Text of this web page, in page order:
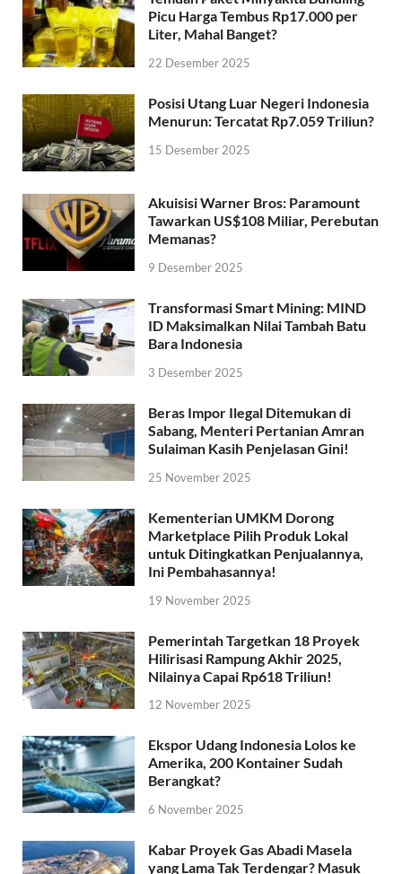
Picu Harga Tembus Rp17.000 per
Liter, Mahal Banget?
22 Desember 2025
Posisi Utang Luar Negeri Indonesia
Menurun: Tercatat Rp7.059 Triliun?
15 Desember 2025
Akuisisi Warner Bros: Paramount
Tawarkan US$108 Miliar, Perebutan
Memanas?
9 Desember 2025
Transformasi Smart Mining: MIND
ID Maksimalkan Nilai Tambah Batu
Bara Indonesia
3 Desember 2025
Beras Impor Ilegal Ditemukan di
Sabang, Menteri Pertanian Amran
Sulaiman Kasih Penjelasan Gini!
25 November 2025
Kementerian UMKM Dorong
Marketplace Pilih Produk Lokal
untuk Ditingkatkan Penjualannya,
Ini Pembahasannya!
19 November 2025
Pemerintah Targetkan 18 Proyek
Hilirisasi Rampung Akhir 2025,
Nilainya Capai Rp618 Triliun!
12 November 2025
Ekspor Udang Indonesia Lolos ke
Amerika, 200 Kontainer Sudah
Berangkat?
6 November 2025
Kabar Proyek Gas Abadi Masela
yang Lama Tak Terdengar? Masuk